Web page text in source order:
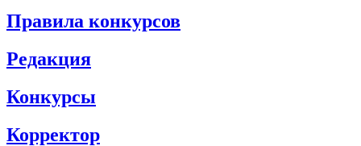
Правила конкурсов
Редакция
Конкурсы
Корректор